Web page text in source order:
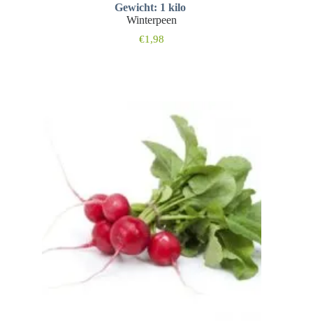
Winterpeen
€1,98
Gewicht: 1 kilo